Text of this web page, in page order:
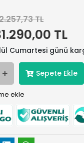
TL
TL
Cumartesi günü
Sepete Ekle
ekle